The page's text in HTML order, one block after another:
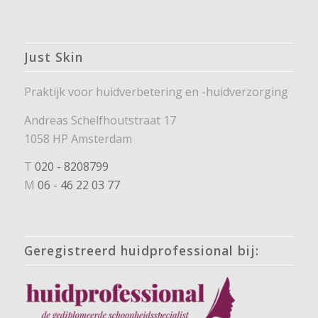
Just Skin
Praktijk voor huidverbetering en -huidverzorging
Andreas Schelfhoutstraat 17
1058 HP Amsterdam
T 020 - 8208799
M 06 - 46 22 03 77
Geregistreerd huidprofessional bij: